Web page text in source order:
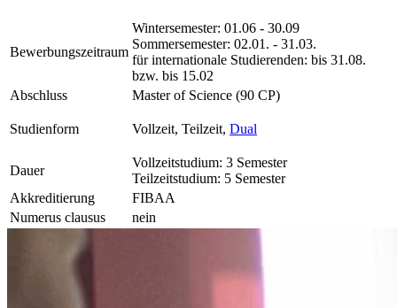
Bewerbungszeitraum
Wintersemester: 01.06 - 30.09
Sommersemester: 02.01. - 31.03.
für internationale Studierenden: bis 31.08.
bzw. bis 15.02
Abschluss
Master of Science (90 CP)
Studienform Vollzeit, Teilzeit, Dual
Dauer
Vollzeitstudium: 3 Semester
Teilzeitstudium: 5 Semester
Akkreditierung
FIBAA
Numerus clausus
nein